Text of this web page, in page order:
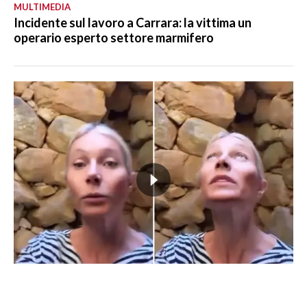
MULTIMEDIA
Incidente sul lavoro a Carrara: la vittima un
operario esperto settore marmifero